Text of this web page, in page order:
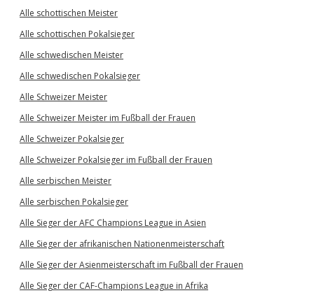
Alle schottischen Meister
Alle schottischen Pokalsieger
Alle schwedischen Meister
Alle schwedischen Pokalsieger
Alle Schweizer Meister
Alle Schweizer Meister im Fußball der Frauen
Alle Schweizer Pokalsieger
Alle Schweizer Pokalsieger im Fußball der Frauen
Alle serbischen Meister
Alle serbischen Pokalsieger
Alle Sieger der AFC Champions League in Asien
Alle Sieger der afrikanischen Nationenmeisterschaft
Alle Sieger der Asienmeisterschaft im Fußball der Frauen
Alle Sieger der CAF-Champions League in Afrika